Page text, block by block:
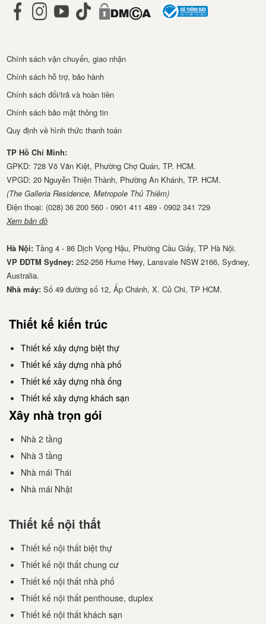
Chính sách vận chuyển, giao nhận
Chính sách hỗ trợ, bảo hành
Chính sách đổi/trả và hoàn tiền
Chính sách bảo mật thông tin
Quy định về hình thức thanh toán
TP Hồ Chí Minh:
GPKD: 728 Võ Văn Kiệt, Phường Chợ Quán, TP. HCM.
VPGD: 20 Nguyễn Thiện Thành, Phường An Khánh, TP. HCM.
(The Galleria Residence, Metropole Thủ Thiêm)
Điện thoại: (028) 36 200 560 - 0901 411 489 - 0902 341 729
Xem bản đồ
Hà Nội:Tầng 4 - 86 Dịch Vọng Hậu, Phường Cầu Giấy, TP Hà Nội.
VP ĐDTM Sydney: 252-256 Hume Hwy, Lansvale NSW 2166, Sydney,
Australia.
Nhà má​y: Số 49 đường số 12, Ấp Chánh, X. Củ Chi, TP HCM.
Thiết kế kiến trúc
Thiết kế xây dựng biệt thự
Thiết kế xây dựng nhà phố
Thiết kế xây dựng nhà ống
Thiết kế xây dựng khách sạn
Xây nhà trọn gói
Nhà 2 tầng
Nhà 3 tầng
Nhà mái Thái
Nhà mái Nhật
Thiết kế nội thất
Thiết kế nội thất biệt thự
Thiết kế nội thất chung cư
Thiết kế nội thất nhà phố
Thiết kế nội thất penthouse, duplex
Thiết kế nội thất khách sạn